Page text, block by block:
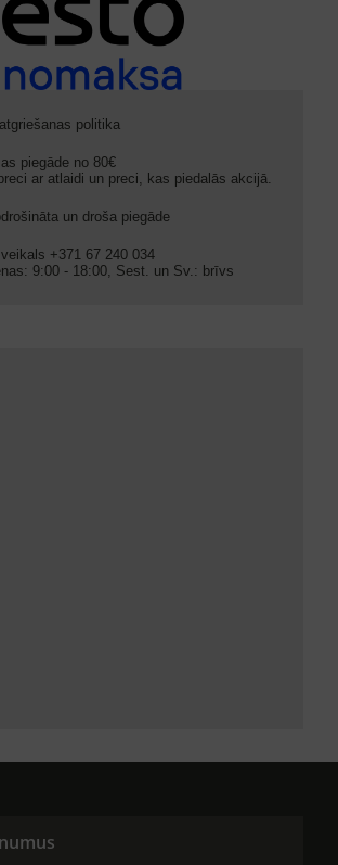
politika
piegāde no 80€
ar atlaidi un preci, kas piedalās akcijā.
un droša piegāde
veikals +371 67 240 034
9:00 - 18:00, Sest. un Sv.: brīvs